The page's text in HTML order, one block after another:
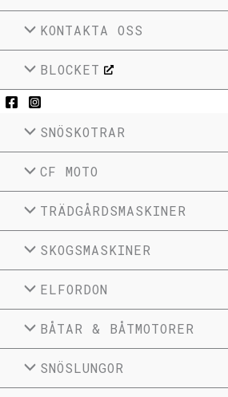
KONTAKTA OSS
BLOCKET
SNÖSKOTRAR
CF MOTO
TRÄDGÅRDSMASKINER
SKOGSMASKINER
ELFORDON
BÅTAR & BÅTMOTORER
SNÖSLUNGOR